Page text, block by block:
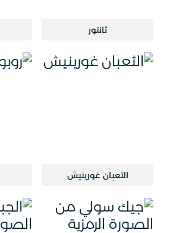
ثانتور
الثعبان غورينيش